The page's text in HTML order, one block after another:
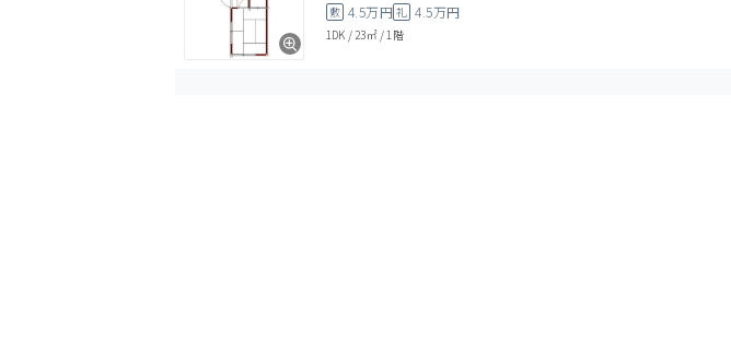
敷 4.5万円礼 4.5万円
1DK / 23㎡/ 1階